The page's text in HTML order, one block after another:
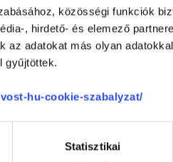
közösségi funkciók
, hirdető- és elemező
az adatokat más olyan
gyűjtöttek.
hu-cookie-szabalyzat/
Statisztikai
- Batthyány tér
I. kerület, Fő utca 56-58.
Aug. 07. - Aug. 13.
08.10.